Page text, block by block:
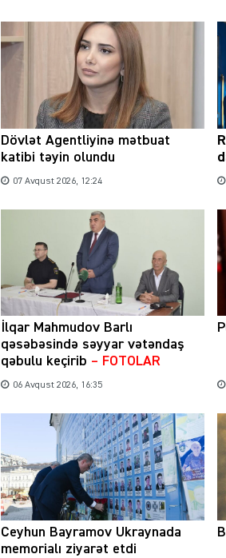
Dövlət Agentliyinə mətbuat
katibi təyin olundu
07 Avqust 2026, 12:24
İlqar Mahmudov Barlı
qəsəbəsində səyyar vətəndaş
qəbulu keçirib – FOTOLAR
06 Avqust 2026, 16:35
Ceyhun Bayramov Ukraynada
memorialı ziyarət etdi
nəzarət
01 İyun 2026,